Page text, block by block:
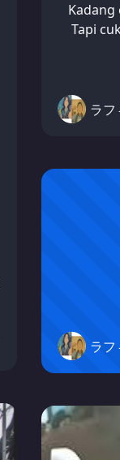
Kadang
Tapi
ラ
ラ